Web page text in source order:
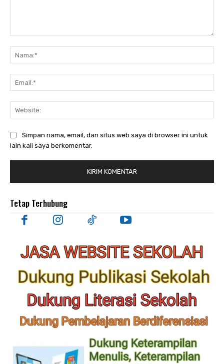
Simpan nama, email, dan situs web saya di browser ini untuk
lain kali saya berkomentar.
Tetap Terhubung